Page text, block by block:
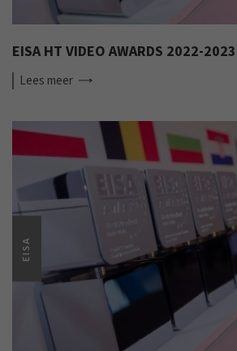
EISA HT VIDEO AWARDS 2022-2023
Lees meer
EISA